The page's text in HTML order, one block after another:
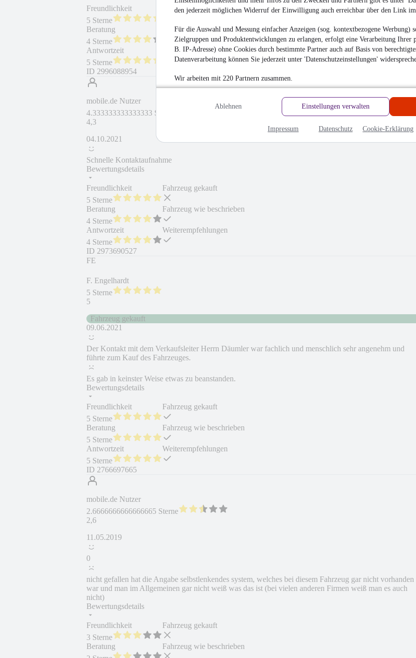
den jederzeit möglichen Widerruf der Einwilligung auch erreichbar über den Link im
Für die Auswahl und Messung einfacher Anzeigen (sog. kontextbezogene Werbung)
Zielgruppen und Produktentwicklungen zu erlangen, erfolgt eine Verarbeitung Ihrer
B. IP-Adresse) ohne Cookies durch bestimmte Partner auch auf Basis von
Datenverarbeitung können Sie jederzeit unter 'Datenschutzeinstellungen'
Wir arbeiten mit 220 Partnern zusammen.
Ablehnen Einstellungen verwalten
Impressum Datenschutz Cookie-Erklärung
Freundlichkeit
5 Sterne
Beratung
4 Sterne
Antwortzeit
5 Sterne
Fahrzeug gekauft
Fahrzeug wie beschrieben
Weiterempfehlungen
ID 2996088954
mobile.de Nutzer
4.333333333333333 Sterne
4,3
04.10.2021
Schnelle Kontaktaufnahme
Bewertungsdetails
Freundlichkeit
5 Sterne
Beratung
4 Sterne
Antwortzeit
4 Sterne
Fahrzeug gekauft
Fahrzeug wie beschrieben
Weiterempfehlungen
ID 2973690527
FE
F. Engelhardt
5 Sterne
5
Fahrzeug gekauft
09.06.2021
Der Kontakt mit dem Verkaufsleiter Herrn Däumler war fachlich und menschlich sehr angenehm und
führte zum Kauf des Fahrzeuges.
Es gab in keinster Weise etwas zu beanstanden.
Bewertungsdetails
Freundlichkeit
5 Sterne
Beratung
5 Sterne
Antwortzeit
5 Sterne
Fahrzeug gekauft
Fahrzeug wie beschrieben
Weiterempfehlungen
ID 2766697665
mobile.de Nutzer
2.6666666666666665 Sterne
2,6
11.05.2019
0
nicht gefallen hat die Angabe selbstlenkendes system, welches bei diesem Fahrzeug gar nicht vorhanden
war und man im Allgemeinen gar nicht weiß was das ist (bei vielen anderen Firmen weiß man es auch
nicht)
Bewertungsdetails
Freundlichkeit
3 Sterne
Beratung
Fahrzeug gekauft
Fahrzeug wie beschrieben